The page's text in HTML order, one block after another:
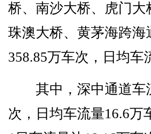
桥、南沙大桥、虎门
珠澳大桥、黄茅海跨海
358.85万车次，日均车
其中，深中通道车
次，日均车流量16.6万